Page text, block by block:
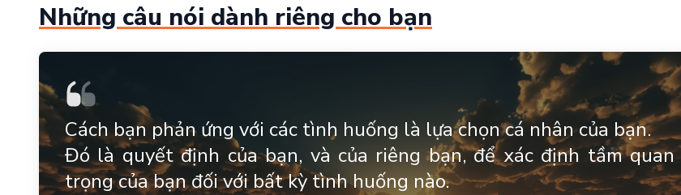
Những câu nói dành riêng cho bạn
Cách bạn phản ứng với các tình huống là lựa chọn cá nhân của bạn.
Đó là quyết định của bạn, và của riêng bạn, để xác định tầm quan
trọng của bạn đối với bất kỳ tình huống nào.